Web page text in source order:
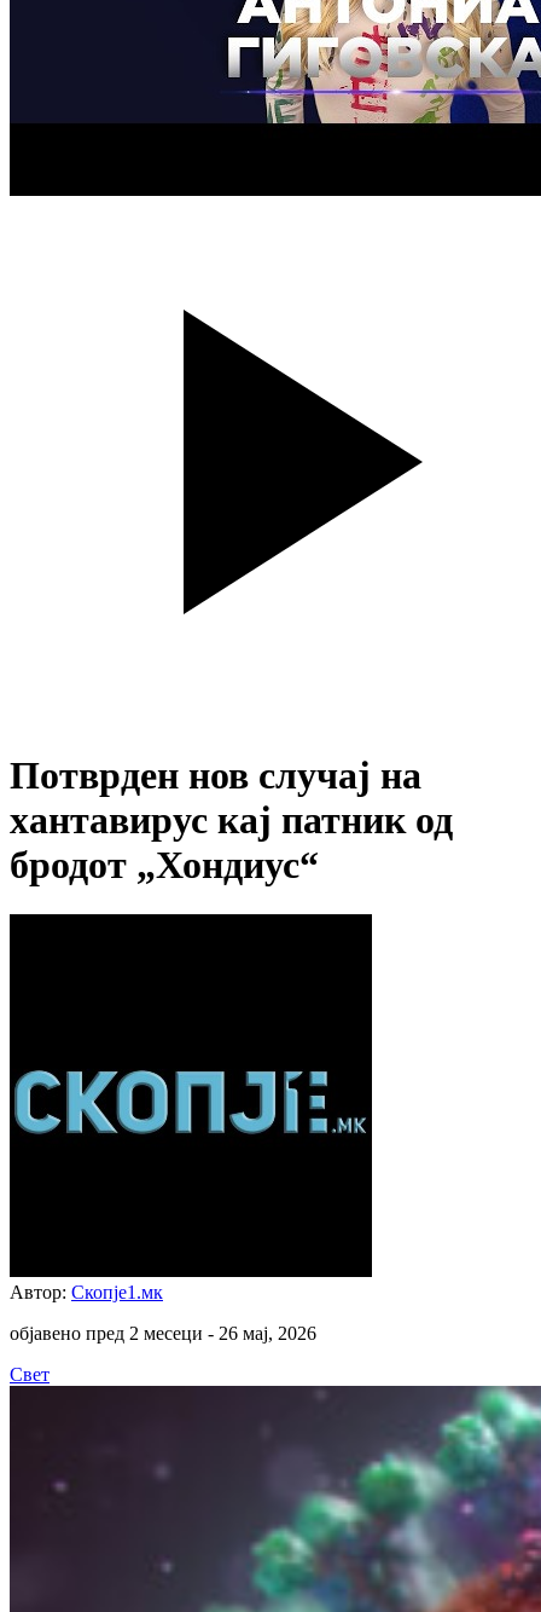
Потврден нов случај на
хантавирус кај патник од
бродот „Хондиус“
Автор: Скопје1.мк
објавено пред 2 месеци - 26 мај, 2026
Свет